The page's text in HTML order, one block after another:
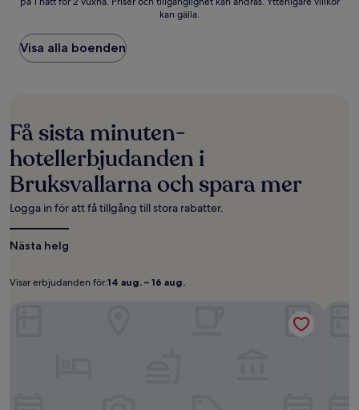
pris
natt
som
vi
24 timmarna,
baserat
på
1 natt
för
2 vuxna.
och
tillgänglighet
ändras.
Ytterligare
villkor
kan gälla.
Visa alla boenden
Få sista minuten-
hotellerbjudanden i
Bruksvallarna och spara mer
Logga in för att få tillgång till stora rabatter.
Nästa helg
Visar erbjudanden för:
Visar
erbjudanden
14 aug. – 16 aug.
14
aug. –